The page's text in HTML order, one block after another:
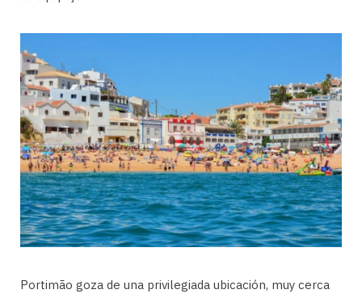
Portimão goza de una privilegiada ubicación, muy cerca